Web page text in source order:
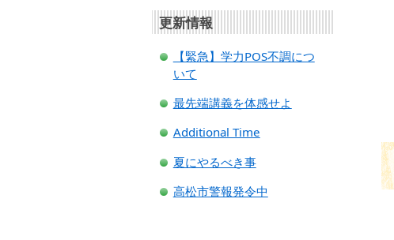
更新情報
【緊急】学力POS不調につ
いて
最先端講義を体感せよ
Additional Time
夏にやるべき事
高松市警報発令中